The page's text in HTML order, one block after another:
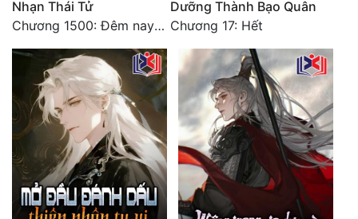
Nhạn Thái Tử
Chương 1500: Đêm nay tận hưởng vui thích [HẾT]
Dưỡng Thành Bạo Quân
Chương 17: Hết